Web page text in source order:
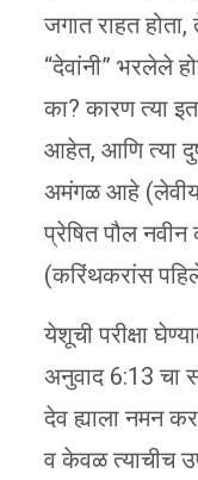
जगात राहत होता,
“देवांनी” भरलेले
का? कारण त्या
आहेत, आणि त्या
अमंगळ आहे
प्रेषित पौल नवीन
(करिंथकरांस
येशूची परीक्षा
अनुवाद 6:13 चा
देव ह्याला नमन
व केवळ त्याचीच